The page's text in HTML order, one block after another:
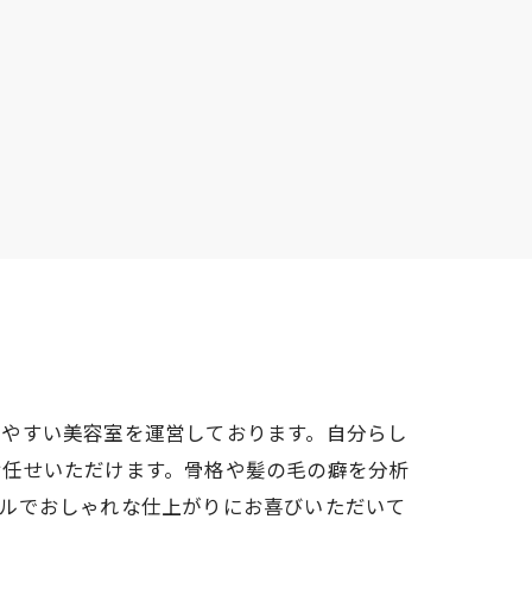
すい美容室を運営しております。自分らし
せいただけます。骨格や髪の毛の癖を分析
でおしゃれな仕上がりにお喜びいただいて